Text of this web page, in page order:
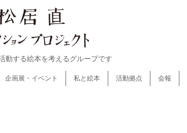
動する絵本を考えるグループです
企画展・イベント 私と絵本 活動拠点 会報